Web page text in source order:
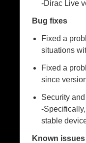
-Dirac Live
Bug fixes
Fixed a
situations
Fixed a
since
Security
-
stable
Known issues